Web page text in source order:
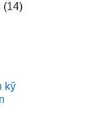
(14)
kỹ